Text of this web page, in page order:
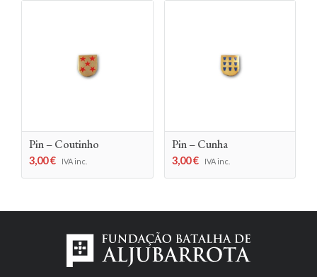
Pin – Coutinho
3,00€ IVA inc.
Pin – Cunha
3,00€ IVA inc.